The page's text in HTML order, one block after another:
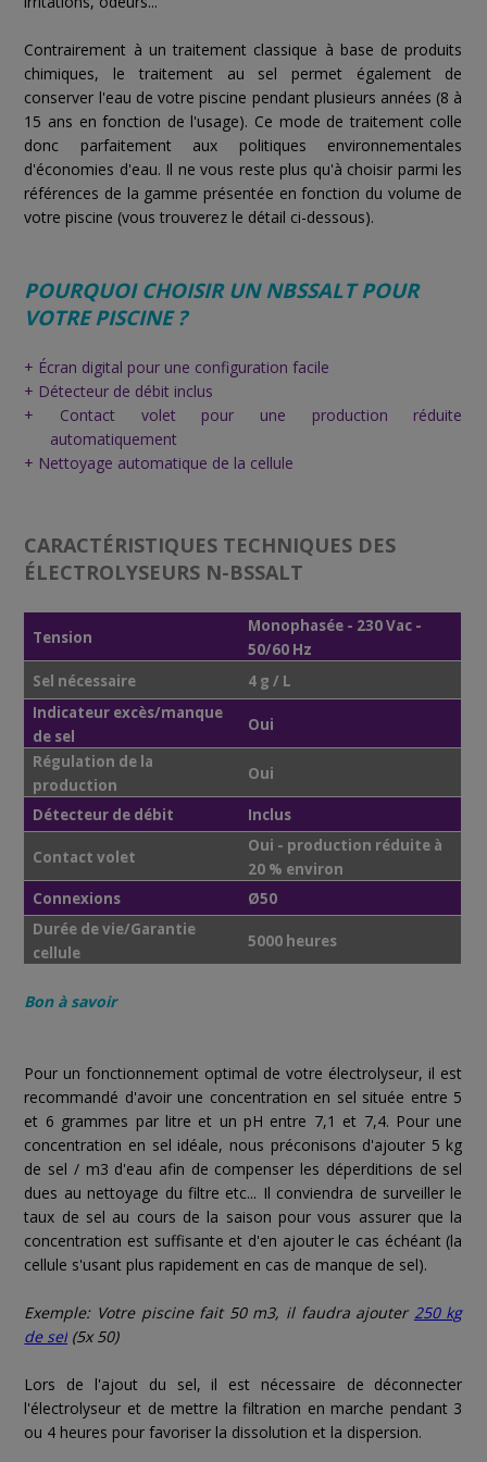
Contrairement à un traitement classique à base de produits
chimiques, le traitement au sel permet également de
conserver l'eau de votre piscine pendant plusieurs années (8 à
15 ans en fonction de l'usage). Ce mode de traitement colle
donc parfaitement aux politiques environnementales
d'économies d'eau. Il ne vous reste plus qu'à choisir parmi les
références de la gamme présentée en fonction du volume de
votre piscine (vous trouverez le détail ci-dessous).
POURQUOI CHOISIR UN NBSSALT POUR
VOTRE PISCINE ?
+ Écran digital pour une configuration facile
+ Détecteur de débit inclus
+ Contact volet pour une production réduite
automatiquement
+ Nettoyage automatique de la cellule
CARACTÉRISTIQUES TECHNIQUES DES
ÉLECTROLYSEURS N-BSSALT
Tension
Monophasée - 230 Vac -
50/60 Hz
Sel nécessaire
4 g / L
Indicateur excès/manque
de sel
Oui
Régulation de la
production
Oui
Détecteur de débit Inclus
Contact volet
Oui - production réduite à
20 % environ
Connexions
Ø50
Durée de vie/Garantie
cellule
5000 heures
Bon à savoir
Pour un fonctionnement optimal de votre électrolyseur, il est
recommandé d'avoir une concentration en sel située entre 5
et 6 grammes par litre et un pH entre 7,1 et 7,4. Pour une
concentration en sel idéale, nous préconisons d'ajouter 5 kg
de sel / m3 d'eau afin de compenser les déperditions de sel
dues au nettoyage du filtre etc... Il conviendra de surveiller le
taux de sel au cours de la saison pour vous assurer que la
concentration est suffisante et d'en ajouter le cas échéant (la
cellule s'usant plus rapidement en cas de manque de sel).
Exemple: Votre piscine fait 50 m3, il faudra ajouter 250 kg
de sel (5x 50)
Lors de l'ajout du sel, il est nécessaire de déconnecter
l'électrolyseur et de mettre la filtration en marche pendant 3
ou 4 heures pour favoriser la dissolution et la dispersion.